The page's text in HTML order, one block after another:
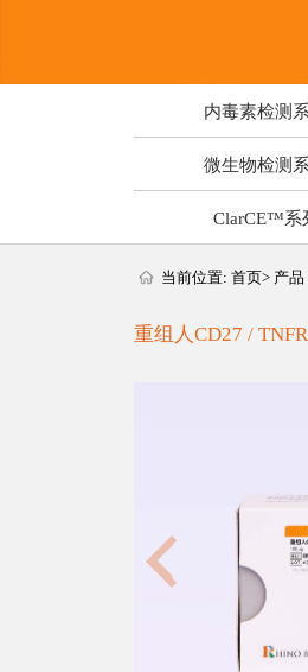
内毒素检测
微生物检测
ClarCE™系
当前位置:首页> 产品
重组人CD27 /